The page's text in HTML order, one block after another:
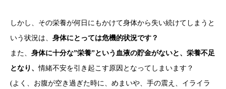
しかし、その栄養が何日にもかけて身体から失い続けてしまうと
いう状況は、 身体にとっては危機的状況です？
また、 身体に十分な”栄養”という血液の貯金がないと、栄養不足
となり、情緒不安を引き起こす原因となってしまいます？
(よく、お腹が空き過ぎた時に、めまいや、手の震え、イライラ